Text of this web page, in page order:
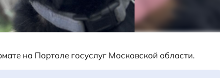
на Портале госуслуг Московской области.